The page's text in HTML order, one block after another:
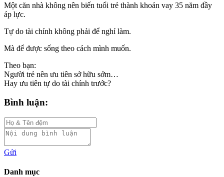
Một căn nhà không nên biến tuổi trẻ thành khoản vay 35 năm đầy
áp lực.
Tự do tài chính không phải để nghỉ làm.
Mà để được sống theo cách mình muốn.
Theo bạn:
Người trẻ nên ưu tiên sở hữu sớm…
Hay ưu tiên tự do tài chính trước?
Bình luận:
Gửi
Danh mục